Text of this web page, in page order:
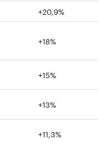
+20,9%
+18%
+15%
+13%
+11,3%